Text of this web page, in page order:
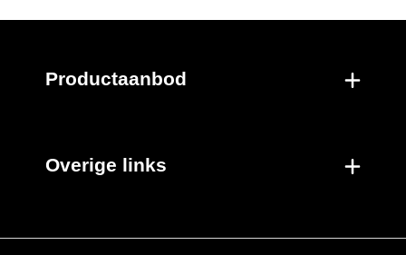
Productaanbod
Overige links